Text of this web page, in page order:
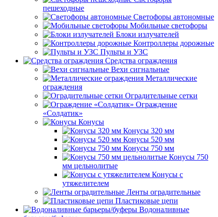
пешеходные
Светофоры автономные
Мобильные светофоры
Блоки излучателей
Контроллеры дорожные
Пульты и УЗС
Средства ограждения
Вехи сигнальные
Металлические
ограждения
Оградительные сетки
Ограждение
«Солдатик»
Конусы
Конусы 320 мм
Конусы 520 мм
Конусы 750 мм
Конусы 750
мм цельнолитые
Конусы с
утяжелителем
Ленты оградительные
Пластиковые цепи
Водоналивные